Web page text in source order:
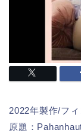
2022年製作/フ
原題：